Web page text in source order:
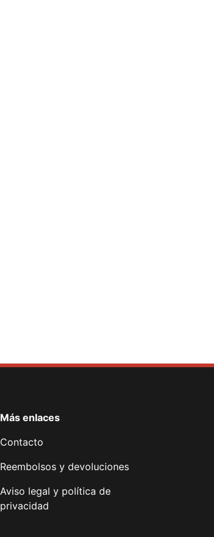
Más enlaces
Contacto
Reembolsos y devoluciones
Aviso legal y política de
privacidad